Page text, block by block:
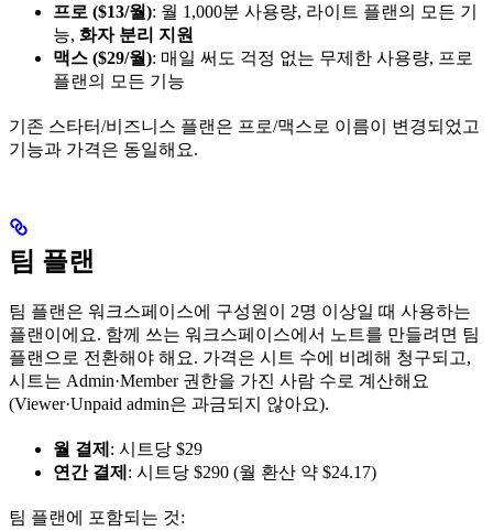
프로 ($13/월): 월 1,000분 사용량, 라이트 플랜의 모든 기
능, 화자 분리 지원
맥스 ($29/월): 매일 써도 걱정 없는 무제한 사용량, 프로
플랜의 모든 기능
기존 스타터/비즈니스 플랜은 프로/맥스로 이름이 변경되었고
기능과 가격은 동일해요.
팀 플랜
팀 플랜은 워크스페이스에 구성원이 2명 이상일 때 사용하는
플랜이에요. 함께 쓰는 워크스페이스에서 노트를 만들려면 팀
플랜으로 전환해야 해요. 가격은 시트 수에 비례해 청구되고,
시트는 Admin·Member 권한을 가진 사람 수로 계산해요
(Viewer·Unpaid admin은 과금되지 않아요).
월 결제 : 시트당 $29
연간 결제 : 시트당 $290 (월 환산 약 $24.17)
팀 플랜에 포함되는 것: